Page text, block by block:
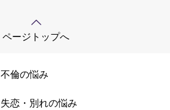
ページトップへ
不倫の悩み
失恋・別れの悩み